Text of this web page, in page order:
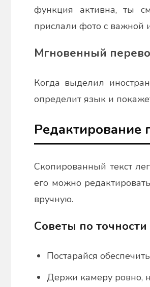
функция активна, ты
прислали фото с важной
Мгновенный
Когда выделил
определит язык и
Редактирование
Скопированный текст
его можно
вручную.
Советы по точности
Постарайся
Держи камеру ровно,